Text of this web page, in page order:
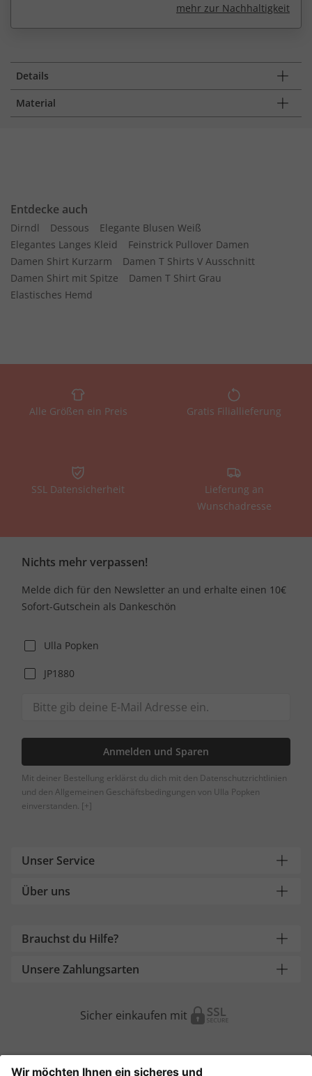
mehr zur Nachhaltigkeit
Details
Material
Entdecke auch
Dirndl Dessous
Elegante Blusen Weiß
Elegantes Langes Kleid
Feinstrick Pullover Damen
Damen Shirt Kurzarm
Damen T Shirts V Ausschnitt
Damen Shirt mit Spitze
Damen T Shirt Grau
Elastisches Hemd
Alle Größen ein Preis Gratis Filiallieferung
SSL Datensicherheit
Lieferung an
Wunschadresse
Nichts mehr verpassen!
Melde dich für den Newsletter an und erhalte einen 10€
Sofort-Gutschein als Dankeschön
Ulla Popken
JP1880
Anmelden und Sparen
Mit deiner Bestellung erklärst du dich mit den Datenschutzrichtlinien
und den Allgemeinen Geschäftsbedingungen von Ulla Popken
einverstanden. [+]
Unser Service
Über uns
Brauchst du Hilfe?
Unsere Zahlungsarten
Sicher einkaufen mit
Weitere Onlineshops